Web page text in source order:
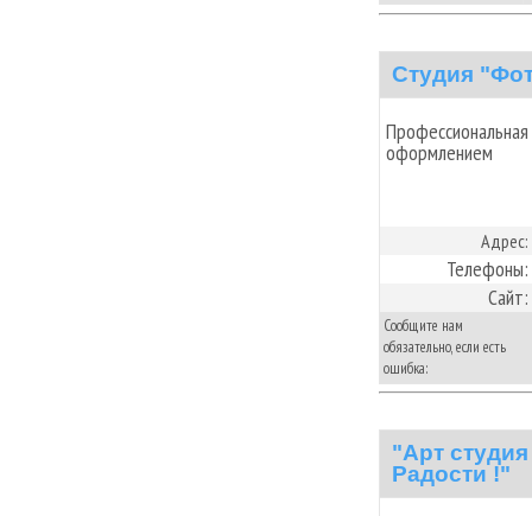
Студия
оформлением
Адрес:
Телефоны:
Сайт:
Сообщите нам
обязательно, если есть
ошибка:
"Арт
Радости !"